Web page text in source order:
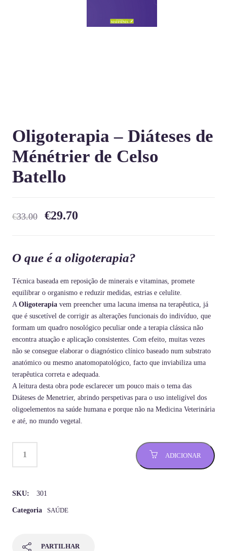
Oligoterapia – Diáteses de
Ménétrier de Celso
Batello
€33.00 €29.70
O que é a oligoterapia?
Técnica baseada em reposição de minerais e vitaminas, promete
equilibrar o organismo e reduzir medidas, estrias e celulite.
A Oligoterapiavem preencher uma lacuna imensa na terapêutica, já
que é suscetível de corrigir as alterações funcionais do indivíduo, que
formam um quadro nosológico peculiar onde a terapia clássica não
encontra atuação e aplicação consistentes. Com efeito, muitas vezes
não se consegue elaborar o diagnóstico clínico baseado num substrato
anatómico ou mesmo anatomopatológico, facto que inviabiliza uma
terapêutica correta e adequada.
A leitura desta obra pode esclarecer um pouco mais o tema das
Diáteses de Menetrier, abrindo perspetivas para o uso inteligível dos
oligoelementos na saúde humana e porque não na Medicina Veterinária
e até, no mundo vegetal.
ADICIONAR
SKU: 301
Categoria SAÚDE
PARTILHAR